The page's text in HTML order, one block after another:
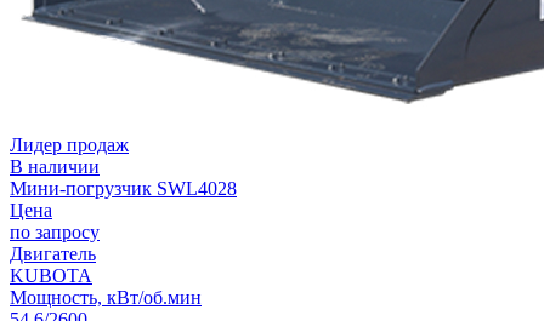
Лидер продаж
В наличии
Мини-погрузчик SWL4028
Цена
по запросу
Двигатель
KUBOTA
Мощность, кВт/об.мин